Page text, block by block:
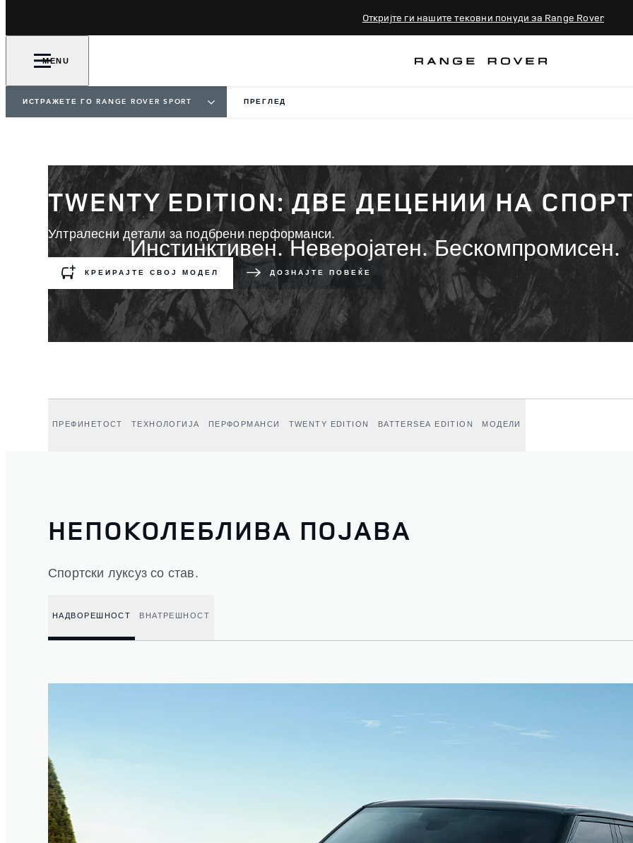
Откријте ги нашите тековни понуди за Range Rover
MENU
ИСТРАЖЕТЕ ГО RANGE ROVER SPORT ПРЕГЛЕД
TWENTY EDITION: ДВЕ ДЕЦЕНИИ НА
Ултралесни детали за подбрени перформанси.
КРЕИРАЈТЕ СВОЈ МОДЕЛ ДОЗНАЈТЕ ПОВЕЌЕ
Инстинктивен. Неверојатен. Бескомпромисен.
ПРЕФИНЕТОСТ ТЕХНОЛОГИЈА ПЕРФОРМАНСИ TWENTY EDITION BATTERSEA EDITION МОДЕЛИ
НЕПОКОЛЕБЛИВА ПОЈАВА
Спортски луксуз со став.
НАДВОРЕШНОСТ ВНАТРЕШНОСТ